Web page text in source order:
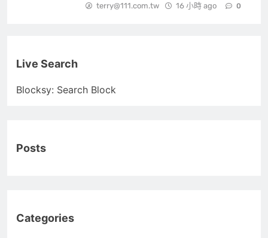
terry@111.com.tw 16 小時 ago 0
Live Search
Blocksy: Search Block
Posts
Categories